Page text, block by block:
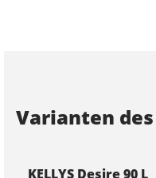
Varianten
KELLYS Desire 90 L